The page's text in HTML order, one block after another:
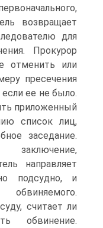
возвращает
для
Прокурор
отменить или
пресечения
ее не было.
приложенный
список лиц,
заседание.
заключение,
направляет
подсудно, и
считает ли
обвинение.